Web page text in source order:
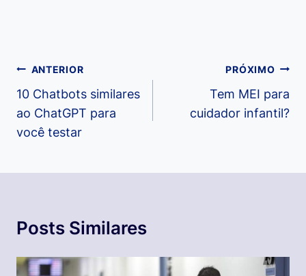
Navegação
de
Post
ANTERIOR
10 Chatbots similares
ao ChatGPT para
você testar
PRÓXIMO
Tem MEI para
cuidador infantil?
Posts Similares